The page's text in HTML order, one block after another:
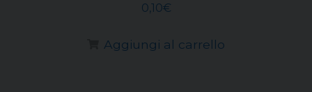
0,10€
Aggiungi al carrello